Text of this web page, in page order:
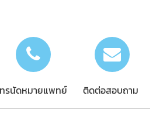
รนัดหมายแพทย์ ติดต่อสอบถาม